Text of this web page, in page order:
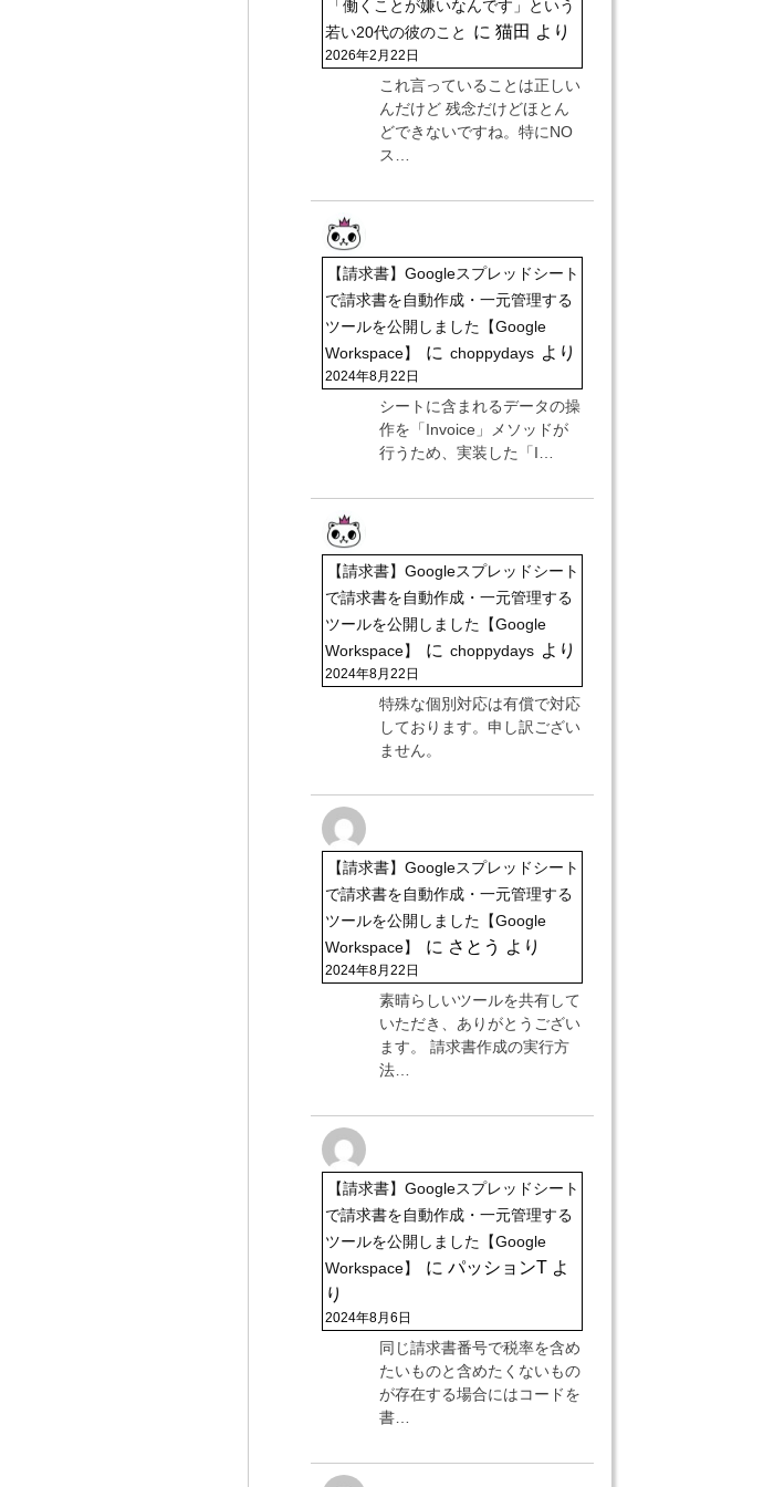
「働くことが嫌いなんです」という
若い20代の彼のこと
に 猫田 より
2026年2月22日
これ言っていることは正しい
んだけど 残念だけどほとん
どできないですね。特にNO
ス…
【請求書】Googleスプレッドシート
で請求書を自動作成・一元管理する
ツールを公開しました【Google
Workspace】
に choppydays より
2024年8月22日
シートに含まれるデータの操
作を「Invoice」メソッドが
行うため、実装した「I…
【請求書】Googleスプレッドシート
で請求書を自動作成・一元管理する
ツールを公開しました【Google
Workspace】
に choppydays より
2024年8月22日
特殊な個別対応は有償で対応
しております。申し訳ござい
ません。
【請求書】Googleスプレッドシート
で請求書を自動作成・一元管理する
ツールを公開しました【Google
Workspace】
に さとう より
2024年8月22日
素晴らしいツールを共有して
いただき、ありがとうござい
ます。 請求書作成の実行方
法…
【請求書】Googleスプレッドシート
で請求書を自動作成・一元管理する
ツールを公開しました【Google
Workspace】
に パッションT よ
り
2024年8月6日
同じ請求書番号で税率を含め
たいものと含めたくないもの
が存在する場合にはコードを
書…